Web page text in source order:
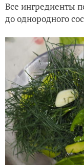
Все ингредиенты
до однородного